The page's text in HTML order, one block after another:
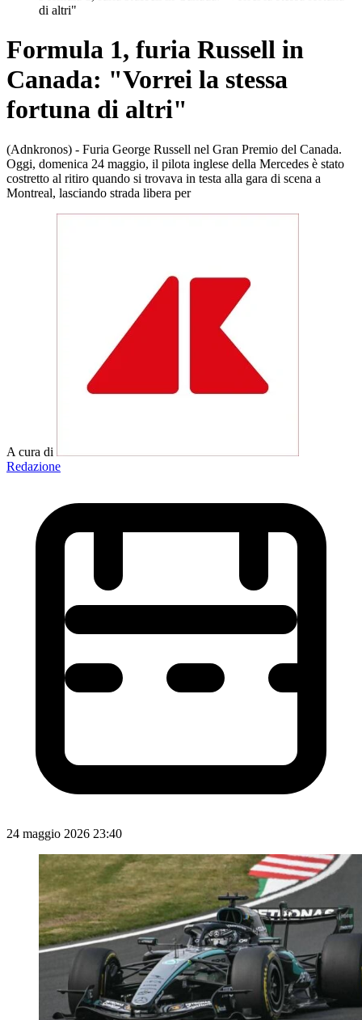
di altri"
Formula 1, furia Russell in
Canada: "Vorrei la stessa
fortuna di altri"
(Adnkronos) - Furia George Russell nel Gran Premio del Canada.
Oggi, domenica 24 maggio, il pilota inglese della Mercedes è stato
costretto al ritiro quando si trovava in testa alla gara di scena a
Montreal, lasciando strada libera per
A cura di
Redazione
24 maggio 2026 23:40